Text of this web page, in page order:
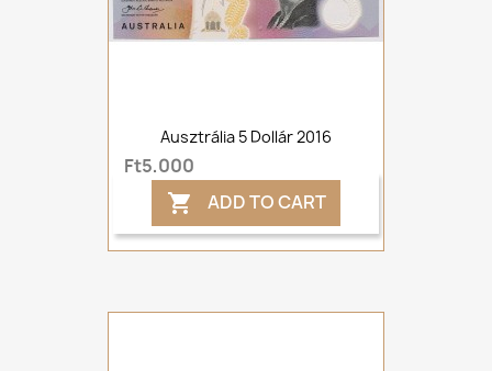
Ausztrália 5 Dollár 2016
Ft5,000
 ADD TO CART